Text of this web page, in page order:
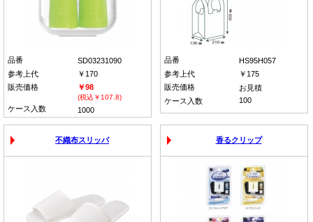
品番
SD03231090
参考上代
￥170
販売価格
￥98
(税込￥107.8)
ケース入数 1000
品番
HS95H057
参考上代
￥175
販売価格
お見積
ケース入数
100
不織布スリッパ 香るクリップ